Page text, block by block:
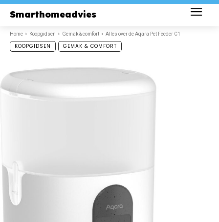
Smarthomeadvies
Home Koopgidsen Gemak & comfort Alles over de Aqara Pet Feeder C1
KOOPGIDSEN GEMAK & COMFORT